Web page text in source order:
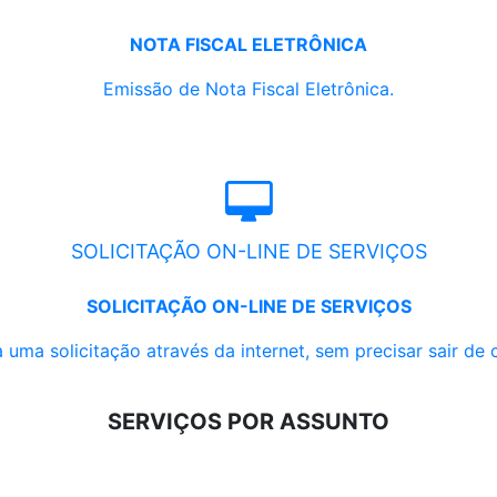
NOTA FISCAL ELETRÔNICA
Emissão de Nota Fiscal Eletrônica.
SOLICITAÇÃO ON-LINE DE SERVIÇOS
SOLICITAÇÃO ON-LINE DE SERVIÇOS
uma solicitação através da internet, sem precisar sair de
SERVIÇOS POR ASSUNTO